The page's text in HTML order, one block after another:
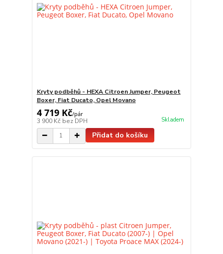
Kryty podběhů - HEXA Citroen Jumper, Peugeot
Boxer, Fiat Ducato, Opel Movano
4 719 Kč/pár
3 900 Kč bez DPH Skladem
Přidat do košíku